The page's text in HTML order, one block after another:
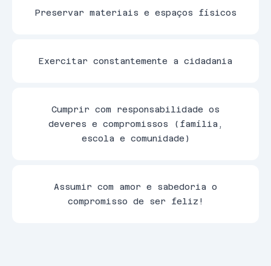
Preservar materiais e espaços físicos
Exercitar constantemente a cidadania
Cumprir com responsabilidade os
deveres e compromissos (família,
escola e comunidade)
Assumir com amor e sabedoria o
compromisso de ser feliz!